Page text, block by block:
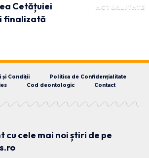
ACTUALITATE
Cetățuiei
finalizată
și Condiții
Politica de Confidențialitate
Cod deontologic Contact
cu cele mai noi știri de pe